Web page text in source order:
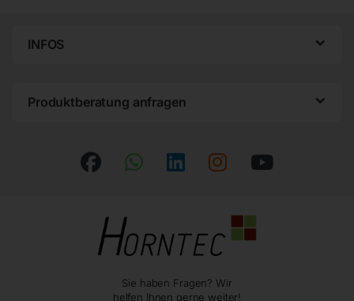
INFOS
Produktberatung anfragen
Sie haben Fragen? Wir
helfen Ihnen gerne weiter!